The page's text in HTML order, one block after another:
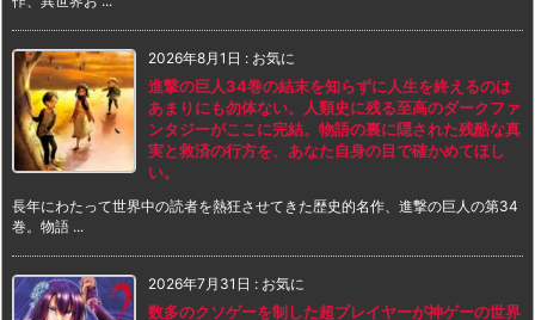
2026年8月1日 : お気に
進撃の巨人34巻の結末を知らずに人生を終えるのは
あまりにも勿体ない。人類史に残る至高のダークファ
ンタジーがここに完結。物語の裏に隠された残酷な真
実と救済の行方を、あなた自身の目で確かめてほし
い。
長年にわたって世界中の読者を熱狂させてきた歴史的名作、進撃の巨人の第34
巻。物語 ...
2026年7月31日 : お気に
数多のクソゲーを制した超プレイヤーが神ゲーの世界